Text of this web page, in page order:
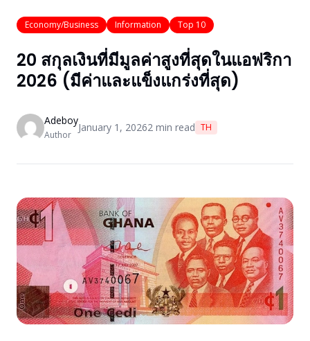
Economy/Business Information Top 10
20 สกุลเงินที่มีมูลค่าสูงที่สุดในแอฟริกา
2026 (มีค่าและแข็งแกร่งที่สุด)
Adeboy
Author
January 1, 20262 min read TH